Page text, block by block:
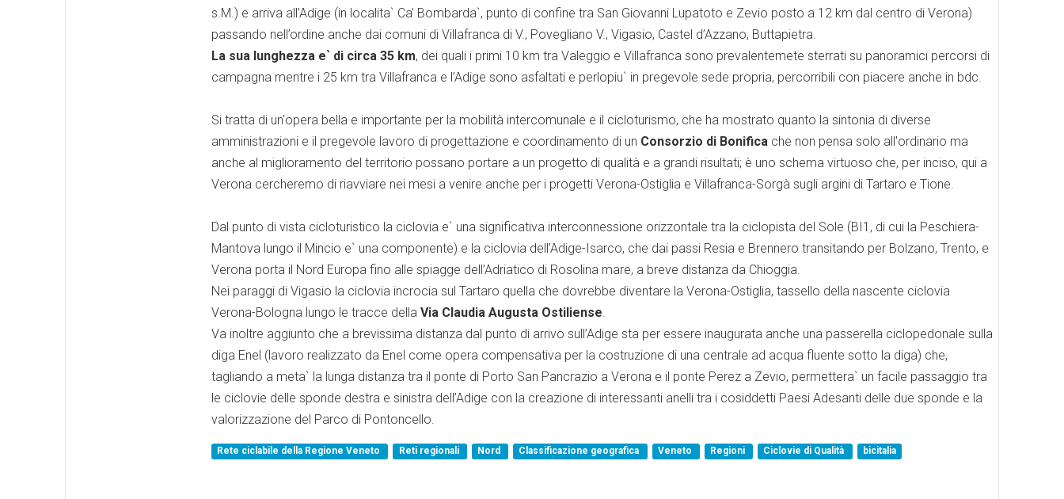
s.M.) e arriva all'Adige (in localita` Ca’ Bombarda`, punto di confine tra San Giovanni Lupatoto e Zevio posto a 12 km dal centro di Verona)
passando nell’ordine anche dai comuni di Villafranca di V., Povegliano V., Vigasio, Castel d’Azzano, Buttapietra.
La sua lunghezza e` di circa 35 km, dei quali i primi 10 km tra Valeggio e Villafranca sono prevalentemete sterrati su panoramici percorsi di
campagna mentre i 25 km tra Villafranca e l’Adige sono asfaltati e perlopiu` in pregevole sede propria, percorribili con piacere anche in bdc.
Si tratta di un'opera bella e importante per la mobilità intercomunale e il cicloturismo, che ha mostrato quanto la sintonia di diverse
amministrazioni e il pregevole lavoro di progettazione e coordinamento di un Consorzio di Bonifica che non pensa solo all'ordinario ma
anche al miglioramento del territorio possano portare a un progetto di qualità e a grandi risultati; è uno schema virtuoso che, per inciso, qui a
Verona cercheremo di riavviare nei mesi a venire anche per i progetti Verona-Ostiglia e Villafranca-Sorgà sugli argini di Tartaro e Tione.
Dal punto di vista cicloturistico la ciclovia e` una significativa interconnessione orizzontale tra la ciclopista del Sole (BI1, di cui la Peschiera-
Mantova lungo il Mincio e` una componente) e la ciclovia dell’Adige-Isarco, che dai passi Resia e Brennero transitando per Bolzano, Trento, e
Verona porta il Nord Europa fino alle spiagge dell’Adriatico di Rosolina mare, a breve distanza da Chioggia.
Nei paraggi di Vigasio la ciclovia incrocia sul Tartaro quella che dovrebbe diventare la Verona-Ostiglia, tassello della nascente ciclovia
Verona-Bologna lungo le tracce della Via Claudia Augusta Ostiliense
Va inoltre aggiunto che a brevissima distanza dal punto di arrivo sull’Adige sta per essere inaugurata anche una passerella ciclopedonale sulla
diga Enel (lavoro realizzato da Enel come opera compensativa per la costruzione di una centrale ad acqua fluente sotto la diga) che,
tagliando a meta` la lunga distanza tra il ponte di Porto San Pancrazio a Verona e il ponte Perez a Zevio, permettera` un facile passaggio tra
le ciclovie delle sponde destra e sinistra dell’Adige con la creazione di interessanti anelli tra i cosiddetti Paesi Adesanti delle due sponde e la
valorizzazione del Parco di Pontoncello.
Rete ciclabile della Regione Veneto Reti regionali Nord Classificazione geografica Veneto Regioni Ciclovie di Qualità bicitalia